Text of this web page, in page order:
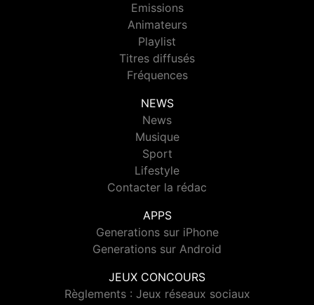
Emissions
Animateurs
Playlist
Titres diffusés
Fréquences
NEWS
News
Musique
Sport
Lifestyle
Contacter la rédac
APPS
Generations sur iPhone
Generations sur Android
JEUX CONCOURS
Règlements : Jeux réseaux sociaux